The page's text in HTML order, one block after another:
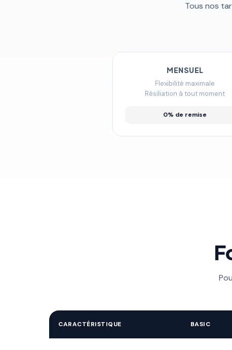
Tous nos
MENSUEL
Flexibilité maximale
Résiliation à tout moment
0% de remise
CARACTÉRISTIQUE BASIC